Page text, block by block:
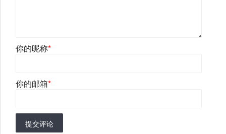
你的昵称*
你的邮箱*
提交评论